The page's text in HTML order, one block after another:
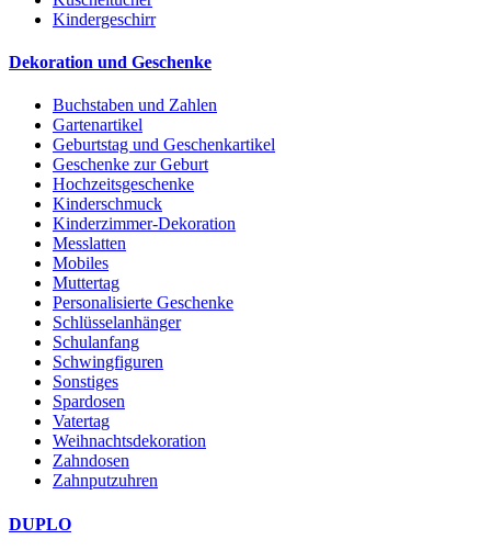
Kindergeschirr
Dekoration und Geschenke
Buchstaben und Zahlen
Gartenartikel
Geburtstag und Geschenkartikel
Geschenke zur Geburt
Hochzeitsgeschenke
Kinderschmuck
Kinderzimmer-Dekoration
Messlatten
Mobiles
Muttertag
Personalisierte Geschenke
Schlüsselanhänger
Schulanfang
Schwingfiguren
Sonstiges
Spardosen
Vatertag
Weihnachtsdekoration
Zahndosen
Zahnputzuhren
DUPLO